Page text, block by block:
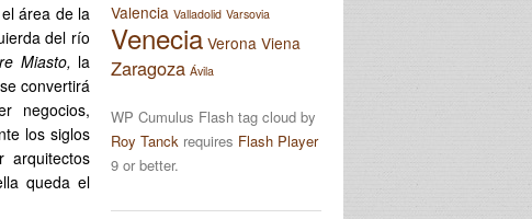
área de la
del río
Miasto, la
convertirá
negocios,
los siglos
arquitectos
queda el
Valencia Valladolid Varsovia
Venecia Verona Viena
Zaragoza Ávila
WP Cumulus Flash tag cloud by
Roy Tanck requires Flash Player
9 or better.